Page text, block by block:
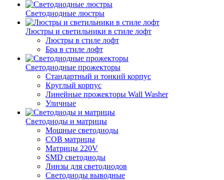
Светодиодные люстры
Люстры и светильники в стиле лофт
Люстры в стиле лофт
Бра в стиле лофт
Светодиодные прожекторы
Стандартный и тонкий корпус
Круглый корпус
Линейные прожекторы Wall Washer
Уличные
Светодиоды и матрицы
Мощные светодиоды
COB матрицы
Матрицы 220V
SMD светодиоды
Линзы для светодиодов
Светодиоды выводные